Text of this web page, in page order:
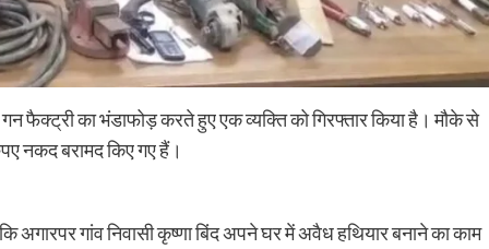
फैक्ट्री का भंडाफोड़ करते हुए एक व्यक्ति को गिरफ्तार किया है। मौके से
नकद बरामद किए गए हैं।
अगारपर गांव निवासी कृष्णा बिंद अपने घर में अवैध हथियार बनाने का काम